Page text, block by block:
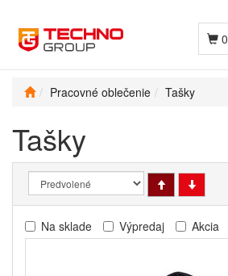
0
Pracovné oblečenie Tašky
Tašky
Na sklade Výpredaj Akcia